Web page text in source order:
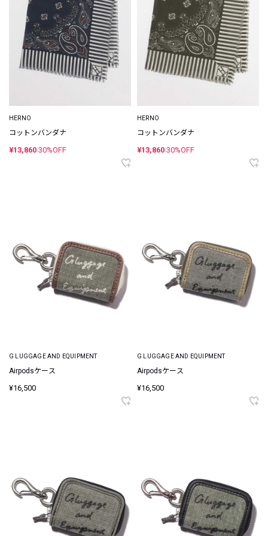
HERNO
コットンバンダナ
¥13,860 30%OFF
HERNO
コットンバンダナ
¥13,860 30%OFF
G LUGGAGE AND EQUIPMENT
Airpodsケース
¥16,500
G LUGGAGE AND EQUIPMENT
Airpodsケース
¥16,500